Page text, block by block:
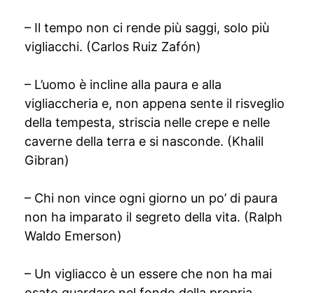
– Il tempo non ci rende più saggi, solo più
vigliacchi. (Carlos Ruiz Zafón)
– L’uomo è incline alla paura e alla
vigliaccheria e, non appena sente il risveglio
della tempesta, striscia nelle crepe e nelle
caverne della terra e si nasconde. (Khalil
Gibran)
– Chi non vince ogni giorno un po’ di paura
non ha imparato il segreto della vita. (Ralph
Waldo Emerson)
– Un vigliacco è un essere che non ha mai